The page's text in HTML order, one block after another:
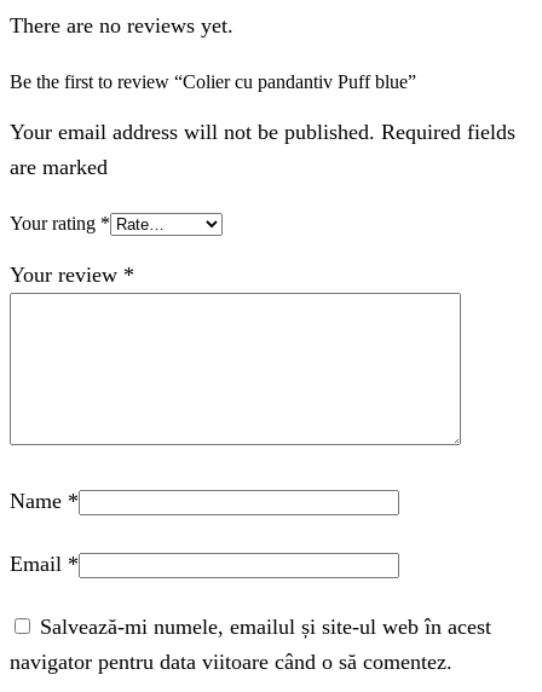
There are no reviews yet.
Be the first to review “Colier cu pandantiv Puff blue”
Your email address will not be published. Required fields
are marked
Your rating *
Your review *
Name *
Email *
Salvează-mi numele, emailul și site-ul web în acest
navigator pentru data viitoare când o să comentez.